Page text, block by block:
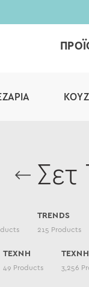
Σετ
TRENDS
215 Products
ΤΕΧΝΗ
49 Products 3,256